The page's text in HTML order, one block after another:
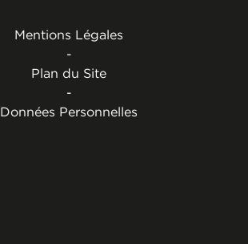
Mentions Légales
-
Plan du Site
-
Données Personnelles